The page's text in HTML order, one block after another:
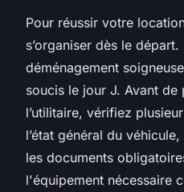
Pour réussir votre
s’organiser dès le
déménagement
soucis le jour J. Avant
l’utilitaire, vérifiez
l’état général du
les documents
l'équipement nécessaire